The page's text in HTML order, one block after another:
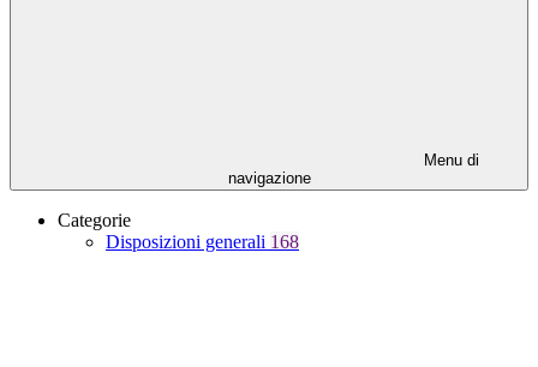
Menu di
navigazione
Categorie
Disposizioni generali 168